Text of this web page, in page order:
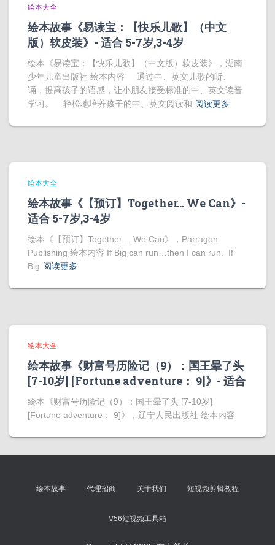
绘本大全
绘本故事《易读宝：【快乐儿歌】（中文
版）软皮装》- 适合 5-7岁,3-4岁
绘本《易读宝：【快乐儿歌】（中文版）软皮装》，湖南
少年儿童出版社 绘本内容 通过中、英文儿歌的听、
诵，提高孩子的语感，让小朋友接受标准的中、英文读音
学习。 轻松地培养孩子的中、英文阅读和 阅读更多
绘本大全
绘本故事《【预订】Together… We Can》-
适合 5-7岁,3-4岁
绘本《【预订】Together… We Can》，Parragon
Publishing 绘本内容 If Big can run…then I can run. If
Big 阅读更多
绘本大全
绘本故事《财富号历险记（9）：国王晕了头
[7-10岁] [Fortune adventure： 9]》- 适合
绘本《财富号历险记（9）：国王晕了头 [7-10岁]
[Fortune adventure： 9]》，辽宁人民出版社 绘本内容
绘本故事 代理招商 关于我们 短视频剪辑教程
V56短视频工具箱